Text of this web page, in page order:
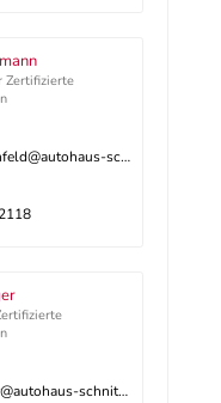
Zertifizierte
vw-gw-langenfeld@autohaus-schnitzler.dealerdesk.de
falko.fritzinger@autohaus-schnitzler.de